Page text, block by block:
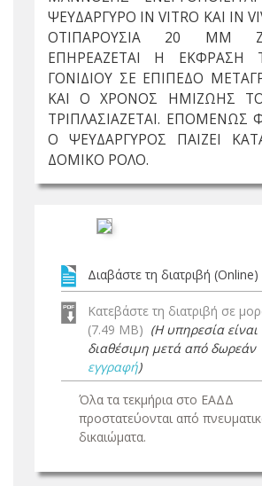
ΨΕΥΔΑΡΓΥΡΟ IN VITRO ΚΑΙ IN
ΟΤΙΠΑΡΟΥΣΙΑ 20 ΜΜ
ΕΠΗΡΕΑΖΕΤΑΙ Η ΕΚΦΡΑΣΗ
ΓΟΝΙΔΙΟΥ ΣΕ ΕΠΙΠΕΔΟ
ΚΑΙ Ο ΧΡΟΝΟΣ ΗΜΙΖΩΗΣ
ΤΡΙΠΛΑΣΙΑΖΕΤΑΙ. ΕΠΟΜΕΝΩΣ
Ο ΨΕΥΔΑΡΓΥΡΟΣ ΠΑΙΖΕΙ
ΔΟΜΙΚΟ ΡΟΛΟ.
Διαβάστε τη διατριβή (Online)
Κατεβάστε τη διατριβή σε
(7.49 MB) (Η υπηρεσία είναι
διαθέσιμη μετά από δωρεάν
εγγραφή)
Όλα τα τεκμήρια στο ΕΑΔΔ
προστατεύονται από
δικαιώματα.